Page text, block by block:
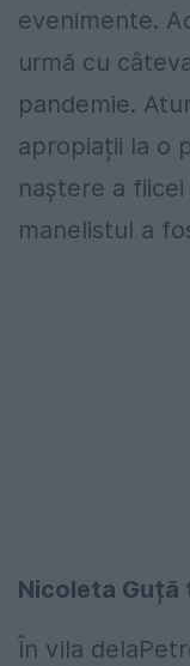
evenimente.
urmă cu
pandemie.
apropiații la o
naștere a
manelistul a
Nicoleta Guță
În vila